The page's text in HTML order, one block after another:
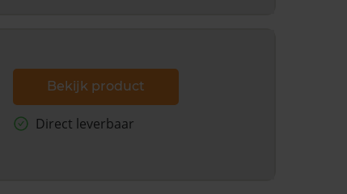
Bekijk product
Direct leverbaar